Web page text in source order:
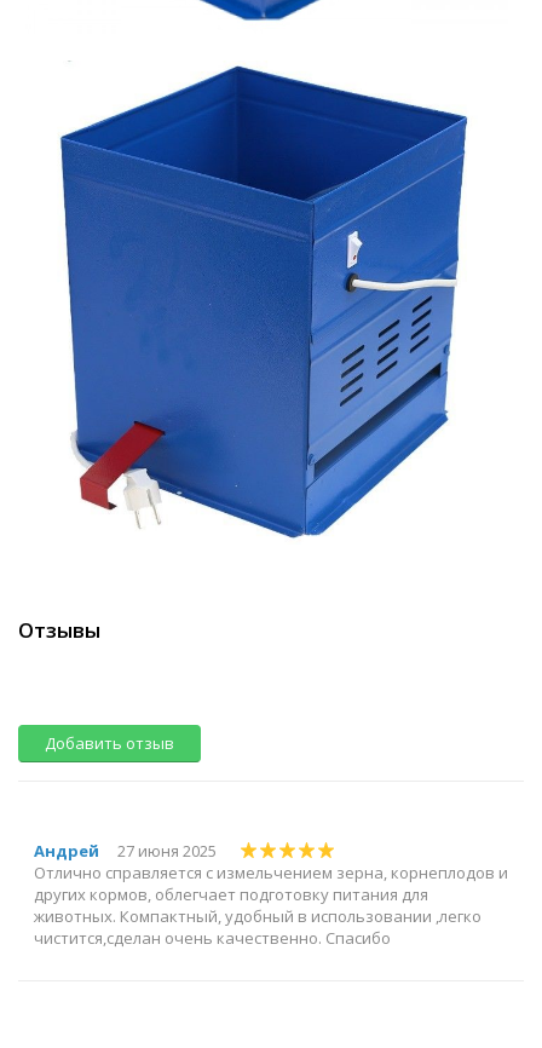
Отзывы
Добавить отзыв
Андрей
27 июня 2025
Отлично справляется с измельчением зерна, корнеплодов и
других кормов, облегчает подготовку питания для
животных. Компактный, удобный в использовании ,легко
чистится,сделан очень качественно. Спасибо